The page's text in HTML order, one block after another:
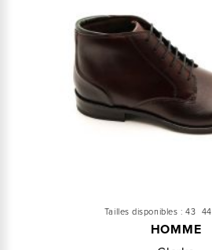
Tailles disponibles : 43 44
HOMME